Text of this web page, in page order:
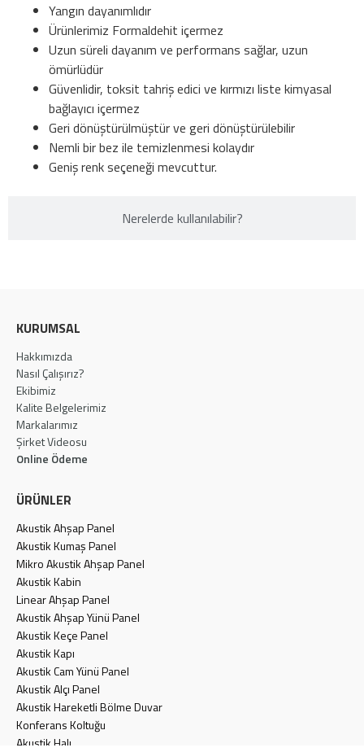
Nerelerde kullanılabilir?​
Yangın dayanımlıdır
Ürünlerimiz Formaldehit içermez
Uzun süreli dayanım ve performans sağlar, uzun
ömürlüdür
Güvenlidir, toksit tahriş edici ve kırmızı liste kimyasal
bağlayıcı içermez
Geri dönüştürülmüştür ve geri dönüştürülebilir
Nemli bir bez ile temizlenmesi kolaydır
Geniş renk seçeneği mevcuttur.
KURUMSAL
Hakkımızda
Nasıl Çalışırız?
Ekibimiz
Kalite Belgelerimiz
Markalarımız
Şirket Videosu
Online Ödeme
ÜRÜNLER
Akustik Ahşap Panel
Akustik Kumaş Panel
Mikro Akustik Ahşap Panel
Akustik Kabin
Linear Ahşap Panel
Akustik Ahşap Yünü Panel
Akustik Keçe Panel
Akustik Kapı
Akustik Cam Yünü Panel
Akustik Alçı Panel
Akustik Hareketli Bölme Duvar
Konferans Koltuğu
Akustik Halı